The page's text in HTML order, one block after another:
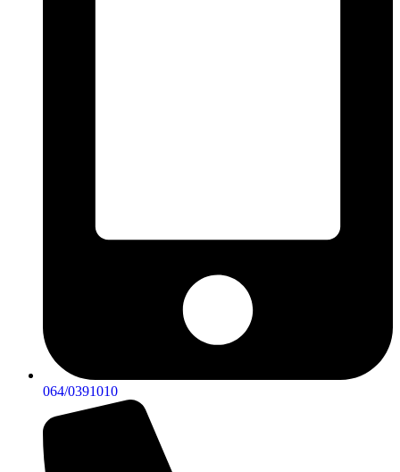
064/0391010